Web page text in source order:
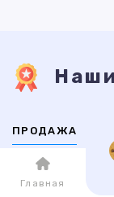
ПРОДАЖА
ВТОРИЧНАЯ
Главная